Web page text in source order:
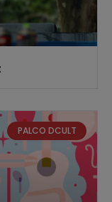
PALCO DCULT